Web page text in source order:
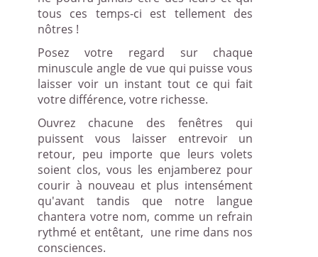
tous ces temps-ci est tellement des
nôtres !
Posez votre regard sur chaque
minuscule angle de vue qui puisse vous
laisser voir un instant tout ce qui fait
votre différence, votre richesse.
Ouvrez chacune des fenêtres qui
puissent vous laisser entrevoir un
retour, peu importe que leurs volets
soient clos, vous les enjamberez pour
courir à nouveau et plus intensément
qu'avant tandis que notre langue
chantera votre nom, comme un refrain
rythmé et entêtant, une rime dans nos
consciences.